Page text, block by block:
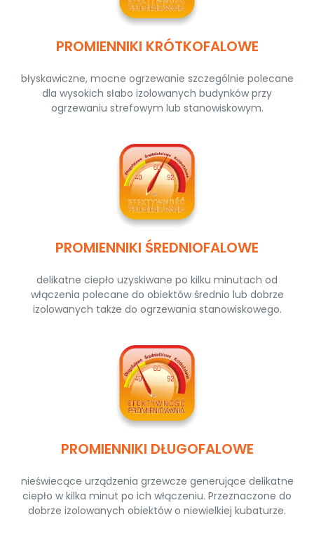
PROMIENNIKI KRÓTKOFALOWE
błyskawiczne, mocne ogrzewanie szczególnie polecane
dla wysokich słabo izolowanych budynków przy
ogrzewaniu strefowym lub stanowiskowym.
PROMIENNIKI ŚREDNIOFALOWE
delikatne ciepło uzyskiwane po kilku minutach od
włączenia polecane do obiektów średnio lub dobrze
izolowanych także do ogrzewania stanowiskowego.
PROMIENNIKI DŁUGOFALOWE
nieświecące urządzenia grzewcze generujące delikatne
ciepło w kilka minut po ich włączeniu. Przeznaczone do
dobrze izolowanych obiektów o niewielkiej kubaturze.